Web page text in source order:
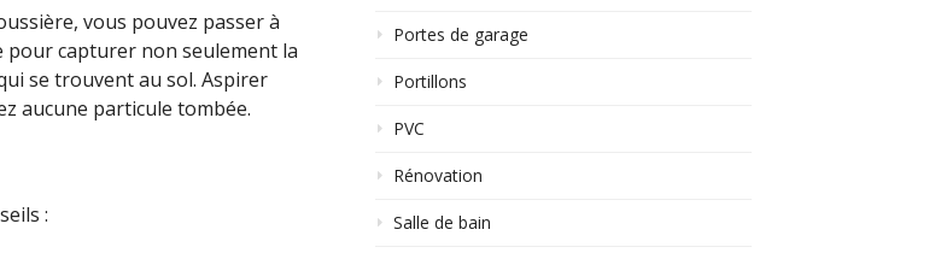
vous pouvez passer à
pour capturer non seulement la
se trouvent au sol. Aspirer
aucune particule tombée.
:
Portes de garage
Portillons
PVC
Rénovation
Salle de bain